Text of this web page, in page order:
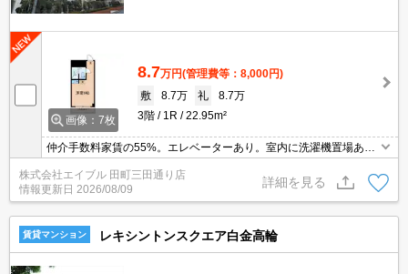
画像：7枚
8.7万円(管理費等：8,000円)
敷
8.7万 礼
8.7万
3階
1R 22.95m²
仲介手数料家賃の55%。エレベーターあり。室内に洗濯機置場あ
り。エアコン1基付き。浴室はシャワーのみ。内見予約受付中。
株式会社エイブル 田町三田通り店
情報更新日 2026/08/09
詳細を見る
賃貸マンション レキシントンスクエア白金高輪